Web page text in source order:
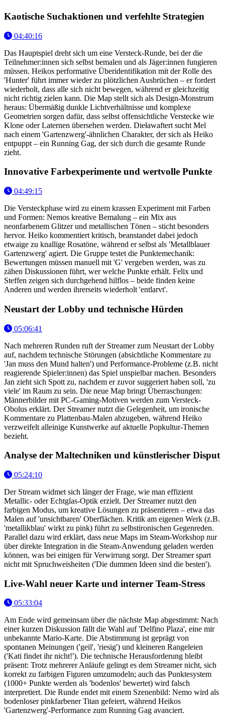
Kaotische Suchaktionen und verfehlte Strategien
04:40:16
Das Hauptspiel dreht sich um eine Versteck-Runde, bei der die
Teilnehmer:innen sich selbst bemalen und als Jäger:innen fungieren
müssen. Heikos performative Überidentifikation mit der Rolle des
'Hunter' führt immer wieder zu plötzlichen Ausbrüchen – er fordert
wiederholt, dass alle sich nicht bewegen, während er gleichzeitig
nicht richtig zielen kann. Die Map stellt sich als Design-Monstrum
heraus: Übermäßig dunkle Lichtverhältnisse und komplexe
Geometrien sorgen dafür, dass selbst offensichtliche Verstecke wie
Klone oder Laternen übersehen werden. Dieławaftert sucht Mel
nach einem 'Gartenzwerg'-ähnlichen Charakter, der sich als Heiko
entpuppt – ein Running Gag, der sich durch die gesamte Runde
zieht.
Innovative Farbexperimente und wertvolle Punkte
04:49:15
Die Versteckphase wird zu einem krassen Experiment mit Farben
und Formen: Nemos kreative Bemalung – ein Mix aus
neonfarbenem Glitzer und metallischen Tönen – sticht besonders
hervor. Heiko kommentiert kritisch, beanstandet dabei jedoch
etwaige zu knallige Rosatöne, während er selbst als 'Metallblauer
Gartenzwerg' agiert. Die Gruppe testet die Punktemechanik:
Bewertungen müssen manuell mit 'G' vergeben werden, was zu
zähen Diskussionen führt, wer welche Punkte erhält. Felix und
Steffen zeigen sich durchgehend hilflos – beide finden keine
Anderen und werden ihrerseits wiederholt 'entlarvt'.
Neustart der Lobby und technische Hürden
05:06:41
Nach mehreren Runden ruft der Streamer zum Neustart der Lobby
auf, nachdem technische Störungen (absichtliche Kommentare zu
'Jan muss den Mund halten') und Performance-Probleme (z.B. nicht
reagierende Spieler:innen) das Spiel unspielbar machen. Besonders
Jan zieht sich Spott zu, nachdem er zuvor suggeriert haben soll, 'zu
viele' im Raum zu sein. Die neue Map bringt Überraschungen:
Männerbilder mit PC-Gaming-Motiven werden zum Versteck-
Obolus erklärt. Der Streamer nutzt die Gelegenheit, um ironische
Kommentare zu Plattenbau-Malen abzugeben, während Heiko
verzweifelt alleinige Kunstwerke auf aktuelle Popkultur-Themen
bezieht.
Analyse der Maltechniken und künstlerischer Disput
05:24:10
Der Stream widmet sich länger der Frage, wie man effizient
Metallic- oder Echtglas-Optik erzielt. Der Streamer nutzt den
farbigen Modus, um kreative Lösungen zu präsentieren – etwa das
Malen auf 'unsichtbaren' Oberflächen. Kritik am eigenen Werk (z.B.
'metallikblau' wirkt zu pink) führt zu selbstironischen Gegenreden.
Parallel dazu wird erklärt, dass neue Maps im Steam-Workshop nur
über direkte Integration in die Steam-Anwendung geladen werden
können, was bei einigen für Verwirrung sorgt. Der Streamer spart
nicht mit Spruchweisheiten ('Die dummen Ideen sind die besten').
Live-Wahl neuer Karte und interner Team-Stress
05:33:04
Am Ende wird gemeinsam über die nächste Map abgestimmt: Nach
einer kurzen Diskussion fällt die Wahl auf 'Delfino Plaza', eine mir
unbekannte Mario-Karte. Die Abstimmung ist geprägt von
spontanen Meinungen ('geil', 'riesig') und kleineren Rangeleien
('Kati findet ihr nicht!'). Die technische Herausforderung bleibt
präsent: Trotz mehrerer Anläufe gelingt es dem Streamer nicht, sich
korrekt zu farbigen Figuren umzumodeln; auch das Punktesystem
(1000+ Punkte werden als 'bodenlos' bewertet) wird falsch
interpretiert. Die Runde endet mit einem Szenenbild: Nemo wird als
bodenloser pinkfarbener Titan gefeiert, während Heikos
'Gartenzwerg'-Performance zum Running Gag avanciert.